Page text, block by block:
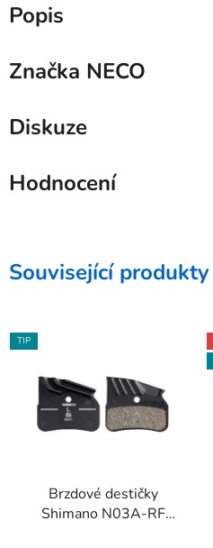
Popis
Značka NECO
Diskuze
Hodnocení
Související produkty
TIP
Brzdové destičky
Shimano N03A-RF